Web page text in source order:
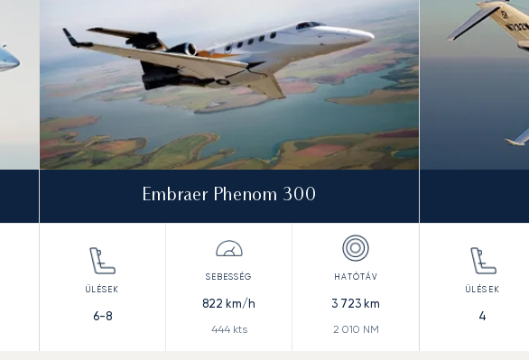
Embraer Phenom 300
6-8
822 km/h
444kts
3 723 km
2 010 NM
4